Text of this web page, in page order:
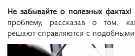
Не забывайте о полезных фактах!
проблему, рассказав о том,
решают справляются с подобными